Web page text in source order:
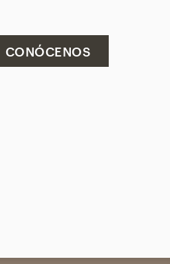
CONÓCENOS